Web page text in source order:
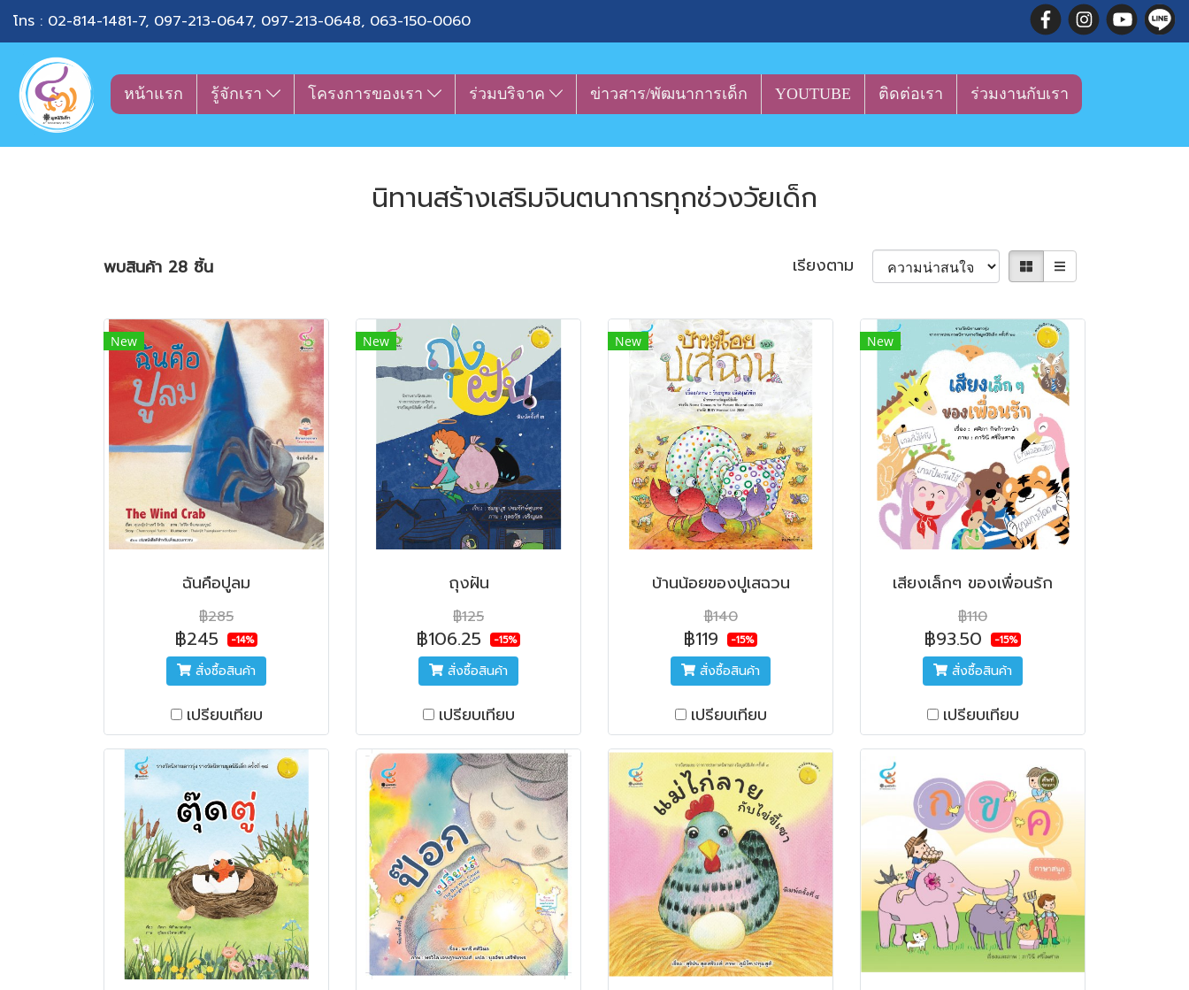
โทร : 02-814-1481-7, 097-213-0647, 097-213-0648, 063-150-0060
หน้าแรก รู้จักเรา โครงการของเรา ร่วมบริจาค ข่าวสาร/พัฒนาการเด็ก YOUTUBE ติดต่อเรา ร่วมงานกับเรา
นิทานสร้างเสริมจินตนาการทุกช่วงวัยเด็ก
พบสินค้า 28 ชิ้น เรียงตาม
New
ฉันคือปูลม
฿285
฿245 -14%
สั่งซื้อสินค้า
เปรียบเทียบ
New
ถุงฝัน
฿125
฿106.25 -15%
สั่งซื้อสินค้า
เปรียบเทียบ
New
บ้านน้อยของปูเสฉวน
฿140
฿119 -15%
สั่งซื้อสินค้า
เปรียบเทียบ
New
เสียงเล็กๆ ของเพื่อนรัก
฿110
฿93.50 -15%
สั่งซื้อสินค้า
เปรียบเทียบ